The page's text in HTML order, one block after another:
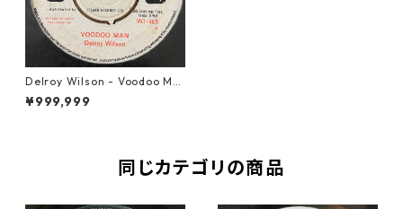
Delroy Wilson - Voodoo Ma
n【7-21216】
¥999,999
同じカテゴリの商品